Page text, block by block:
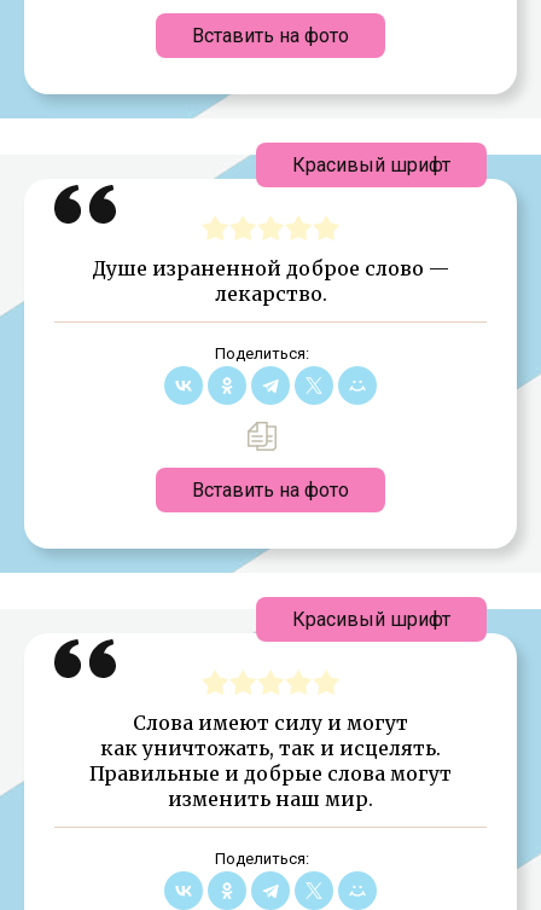
Вставить на фото
Душе израненной доброе слово —
лекарство.
Поделиться:
Вставить на фото
Красивый шрифт
Слова имеют силу и могут
как уничтожать, так и исцелять.
Правильные и добрые слова могут
изменить наш мир.
Поделиться:
Красивый шрифт